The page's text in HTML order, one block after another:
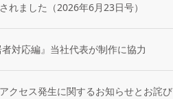
れました（2026年6月23日号）
対応編』当社代表が制作に協力
クセス発生に関するお知らせとお詫び